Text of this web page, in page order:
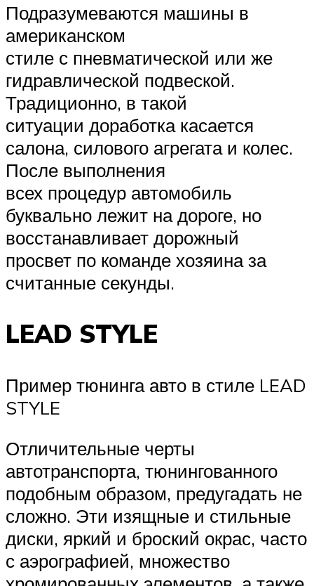
Подразумеваются машины в
американском
стиле с пневматической или же
гидравлической подвеской.
Традиционно, в такой
ситуации доработка касается
салона, силового агрегата и колес.
После выполнения
всех процедур автомобиль
буквально лежит на дороге, но
восстанавливает дорожный
просвет по команде хозяина за
считанные секунды.
LEAD STYLE
Пример тюнинга авто в стиле LEAD
STYLE
Отличительные черты
автотранспорта, тюнингованного
подобным образом, предугадать не
сложно. Эти изящные и стильные
диски, яркий и броский окрас, часто
с аэрографией, множество